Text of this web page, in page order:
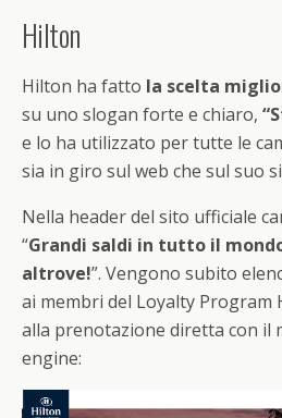
Hilton
Hilton ha fatto la scelta
su uno slogan forte e chiaro,
e lo ha utilizzato per tutte le
sia in giro sul web che sul suo
Nella header del sito ufficiale
“Grandi saldi in tutto il
altrove!”. Vengono subito
ai membri del Loyalty Program
alla prenotazione diretta con il
engine: